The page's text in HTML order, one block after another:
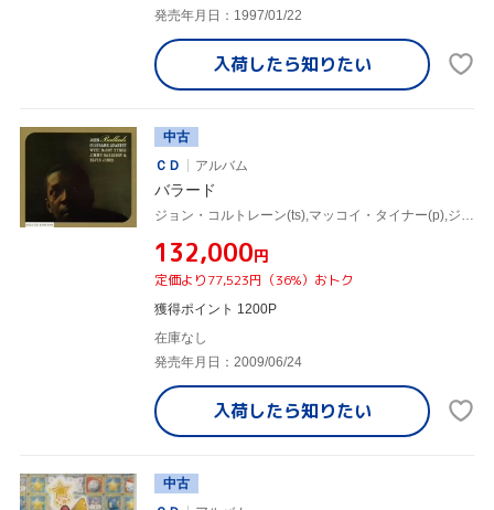
発売年月日：1997/01/22
入荷したら知りたい
中古
ＣＤ
アルバム
バラード
¥132,000円
定価より77,523円（36%）おトク
獲得ポイント 1200P
在庫なし
発売年月日：2009/06/24
入荷したら知りたい
中古